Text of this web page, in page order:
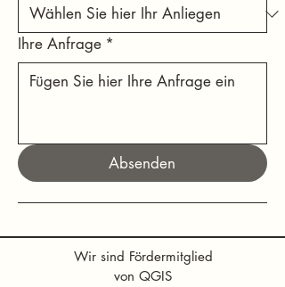
Ihre Anfrage *
Absenden
Wir sind Fördermitglied
von QGIS